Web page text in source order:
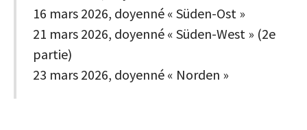
16 mars 2026, doyenné « Süden-Ost »
21 mars 2026, doyenné « Süden-West » (2e
partie)
23 mars 2026, doyenné « Norden »